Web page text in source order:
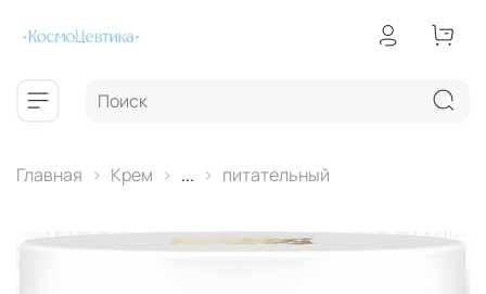
Главная Крем ... питательный